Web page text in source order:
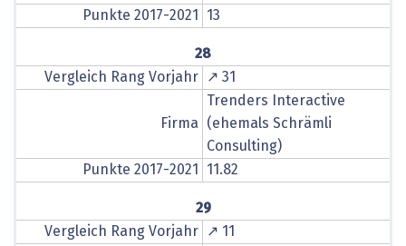
Punkte 2017-2021
13
28
Vergleich Rang Vorjahr
↗ 31
Firma
Trenders Interactive
(ehemals Schrämli
Consulting)
Punkte 2017-2021
11.82
29
Vergleich Rang Vorjahr
↗ 11